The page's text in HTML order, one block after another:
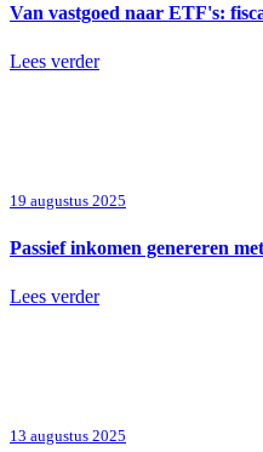
Van vastgoed naar ETF's:
Lees verder
19 augustus 2025
Passief inkomen genereren
Lees verder
13 augustus 2025